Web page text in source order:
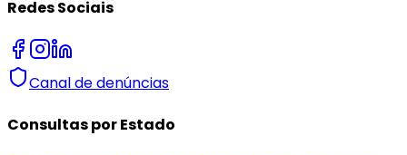
Redes Sociais
Canal de denúncias
Consultas por Estado